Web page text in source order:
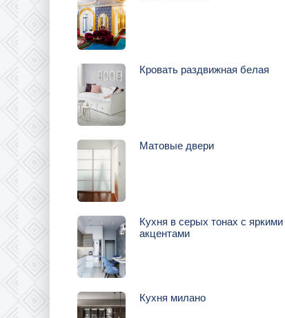
Кровать раздвижная белая
Матовые двери
Кухня в серых тонах с яркими
акцентами
Кухня милано